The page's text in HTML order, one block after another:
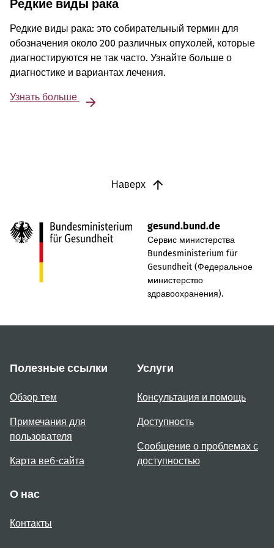
Редкие виды рака
Редкие виды рака: это собирательный термин для
обозначения около 200 различных опухолей, которые
диагностируются не так часто. Узнайте больше о
диагностике и вариантах лечения.
Узнать больше
Наверх
gesund.bund.de
Сервис министерства
Bundesministerium für
Gesundheit (Федеральное
министерство
здравоохранения).
Полезные ссылки
Обзор тем
Примечания для
пользователя
Карта веб-сайта
Услуги
Консультация и помощь
Доступность
Сообщение о проблемах с
доступностью
О нас
Контакты